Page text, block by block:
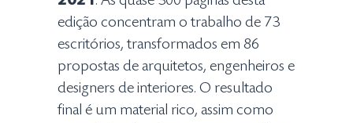
edição concentram o trabalho de 73
escritórios, transformados em 86
propostas de arquitetos, engenheiros e
designers de interiores. O resultado
final é um material rico, assim como